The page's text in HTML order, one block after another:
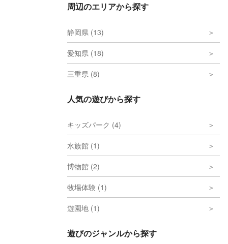
周辺のエリアから探す
静岡県 (13)
愛知県 (18)
三重県 (8)
人気の遊びから探す
キッズパーク (4)
水族館 (1)
博物館 (2)
牧場体験 (1)
遊園地 (1)
遊びのジャンルから探す